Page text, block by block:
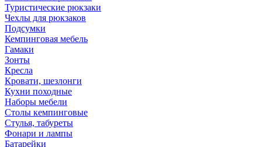
Туристические рюкзаки
Чехлы для рюкзаков
Подсумки
Кемпинговая мебель
Гамаки
Зонты
Кресла
Кровати, шезлонги
Кухни походные
Наборы мебели
Столы кемпинговые
Стулья, табуреты
Фонари и лампы
Батарейки